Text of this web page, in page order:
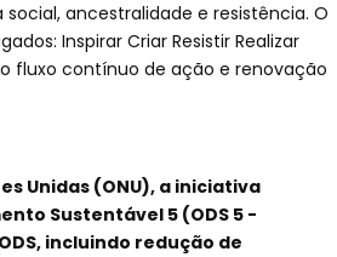
ancestralidade e resistência. O
Inspirar Criar Resistir Realizar
fluxo contínuo de ação e renovação
Unidas (ONU), a iniciativa
Sustentável 5 (ODS 5 -
incluindo redução de